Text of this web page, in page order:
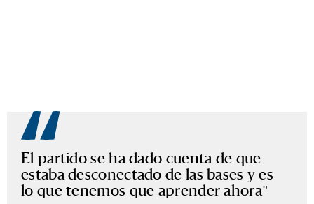
El partido se ha dado cuenta de que
estaba desconectado de las bases y es
lo que tenemos que aprender ahora